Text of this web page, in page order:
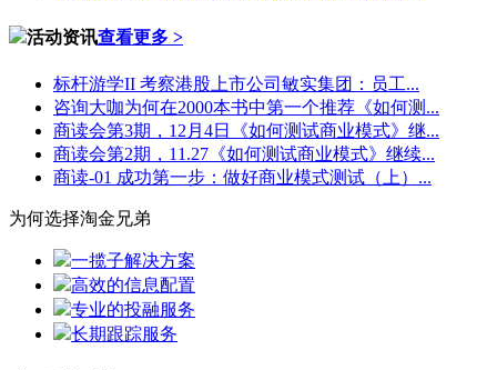
活动资讯查看更多 >
标杆游学II 考察港股上市公司敏实集团：员工...
咨询大咖为何在2000本书中第一个推荐《如何测...
商读会第3期，12月4日《如何测试商业模式》继...
商读会第2期，11.27《如何测试商业模式》继续...
商读-01 成功第一步：做好商业模式测试（上）...
为何选择淘金兄弟
一揽子解决方案
高效的信息配置
专业的投融服务
长期跟踪服务